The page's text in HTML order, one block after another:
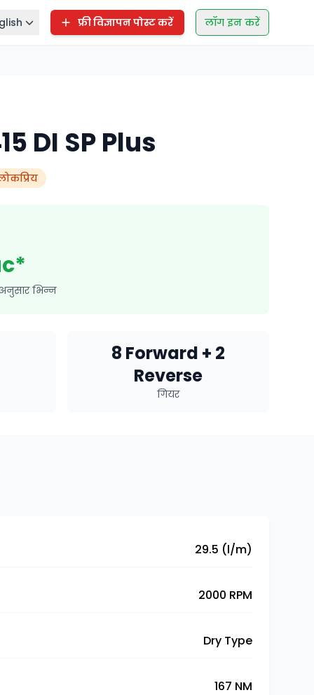
फ्री विज्ञापन पोस्ट करें लॉग इन करें
DI SP Plus
भिन्न
8 Forward + 2
Reverse
गियर
29.5 (l/m)
2000 RPM
Dry Type
167 NM